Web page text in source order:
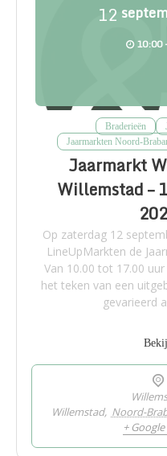
12
10:00
Braderieën
Jaarmarkten Noord-
Jaarmarkt
Willemstad –
Op zaterdag 12
LineUpMarkten de
Van 10.00 tot 17.00
het teken van een
gevarieerd
Willemstad, Noord-
+